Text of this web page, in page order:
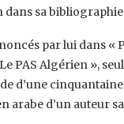
sa
par lui dans «
PAS ‎Algérien »,
d’une cinquantaine
arabe d’un auteur